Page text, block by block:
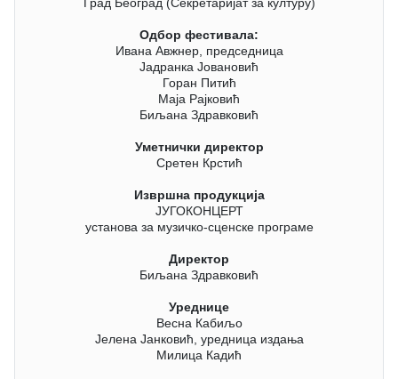
Одбор фестивала:
Ивана Авжнер, председница
Јадранка Јовановић
Горан Питић
Маја Рајковић
Биљана Здравковић
Уметнички директор
Сретен Крстић
Извршна продукција
ЈУГОКОНЦЕРТ
установа за музичко-сценске програме
Директор
Биљана Здравковић
Уреднице
Весна Кабиљо
Јелена Јанковић, уредница издања
Милица Кадић